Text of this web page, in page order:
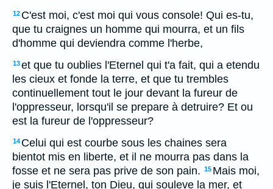
12 C'est moi, c'est moi qui vous console! Qui es-tu,
que tu craignes un homme qui mourra, et un fils
d'homme qui deviendra comme l'herbe,
13et que tu oublies l'Eternel qui t'a fait, qui a etendu
les cieux et fonde la terre, et que tu trembles
continuellement tout le jour devant la fureur de
l'oppresseur, lorsqu'il se prepare à detruire? Et ou
est la fureur de l'oppresseur?
14 Celui qui est courbe sous les chaines sera
bientot mis en liberte, et il ne mourra pas dans la
fosse et ne sera pas prive de son pain. 15 Mais moi,
je suis l'Eternel, ton Dieu, qui souleve la mer, et